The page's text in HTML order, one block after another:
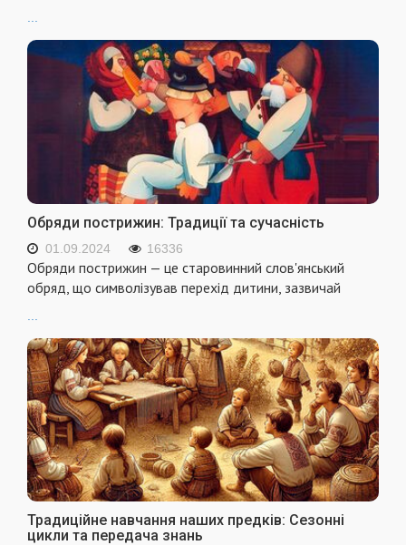
...
Обряди пострижин: Традиції та сучасність
01.09.2024 16336
Обряди пострижин — це старовинний слов'янський
обряд, що символізував перехід дитини, зазвичай
Традиційне навчання наших предків: Сезонні
цикли та передача знань